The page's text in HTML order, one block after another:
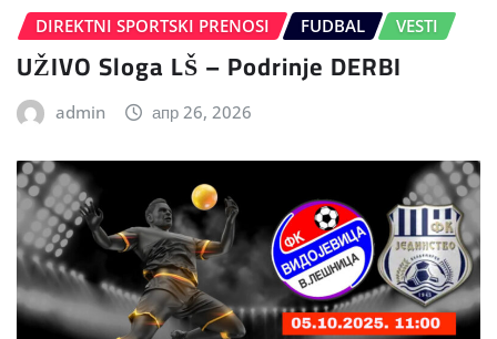
DIREKTNI SPORTSKI PRENOSI FUDBAL VESTI
UŽIVO Sloga LŠ – Podrinje DERBI
admin апр 26, 2026